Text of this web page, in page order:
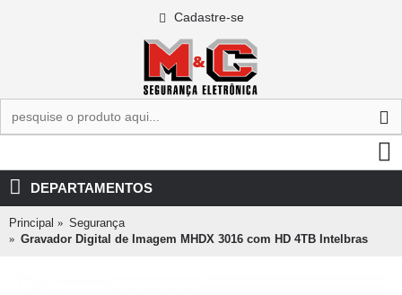
Cadastre-se
DEPARTAMENTOS
Principal
Segurança
Gravador Digital de Imagem MHDX 3016 com HD 4TB Intelbras